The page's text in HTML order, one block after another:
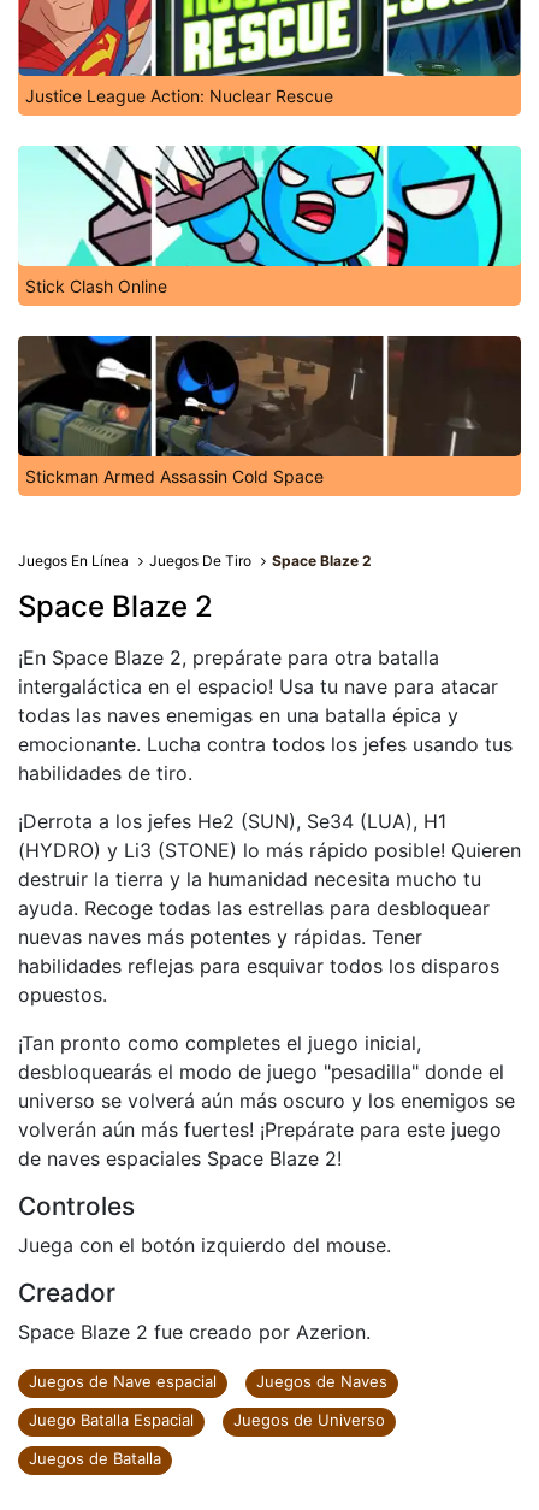
Justice League Action: Nuclear Rescue
Stick Clash Online
Stickman Armed Assassin Cold Space
Juegos En Línea Juegos De Tiro Space Blaze 2
Space Blaze 2
¡En Space Blaze 2, prepárate para otra batalla
intergaláctica en el espacio! Usa tu nave para atacar
todas las naves enemigas en una batalla épica y
emocionante. Lucha contra todos los jefes usando tus
habilidades de tiro.
¡Derrota a los jefes He2 (SUN), Se34 (LUA), H1
(HYDRO) y Li3 (STONE) lo más rápido posible! Quieren
destruir la tierra y la humanidad necesita mucho tu
ayuda. Recoge todas las estrellas para desbloquear
nuevas naves más potentes y rápidas. Tener
habilidades reflejas para esquivar todos los disparos
opuestos.
¡Tan pronto como completes el juego inicial,
desbloquearás el modo de juego "pesadilla" donde el
universo se volverá aún más oscuro y los enemigos se
volverán aún más fuertes! ¡Prepárate para este juego
de naves espaciales Space Blaze 2!
Controles
Juega con el botón izquierdo del mouse.
Creador
Space Blaze 2 fue creado por Azerion.
Juegos de Nave espacial
Juegos de Naves
Juego Batalla Espacial
Juegos de Universo
Juegos de Batalla